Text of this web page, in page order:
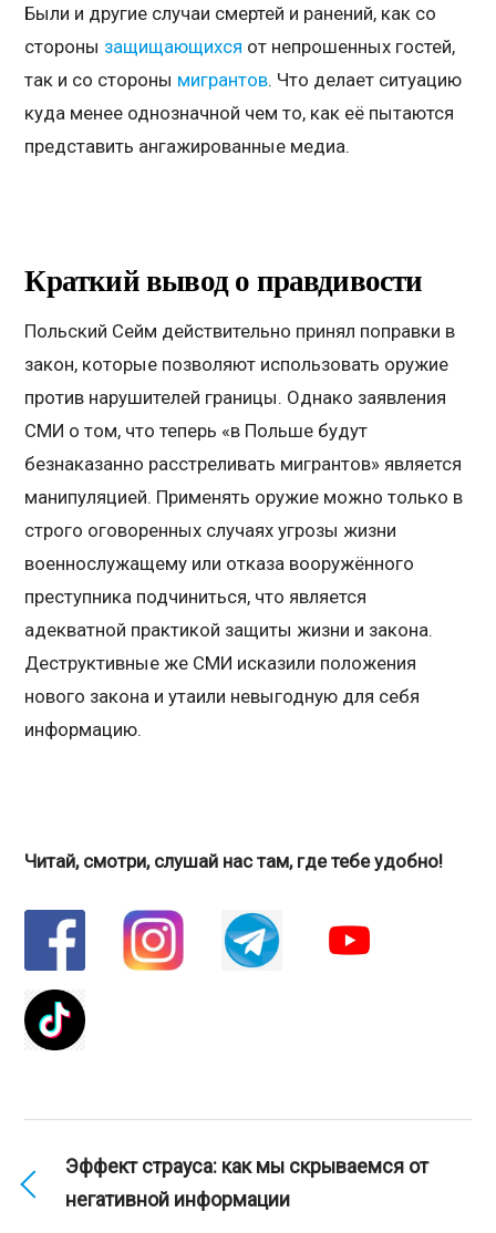
Были и другие случаи смертей и ранений, как со
стороны защищающихся от непрошенных гостей,
так и со стороны мигрантов. Что делает ситуацию
куда менее однозначной чем то, как её пытаются
представить ангажированные медиа.
Краткий вывод о правдивости
Польский Сейм действительно принял поправки в
закон, которые позволяют использовать оружие
против нарушителей границы. Однако заявления
СМИ о том, что теперь «в Польше будут
безнаказанно расстреливать мигрантов» является
манипуляцией. Применять оружие можно только в
строго оговоренных случаях угрозы жизни
военнослужащему или отказа вооружённого
преступника подчиниться, что является
адекватной практикой защиты жизни и закона.
Деструктивные же СМИ исказили положения
нового закона и утаили невыгодную для себя
информацию.
Читай, смотри, слушай нас там, где тебе удобно!
Эффект страуса: как мы скрываемся от
негативной информации